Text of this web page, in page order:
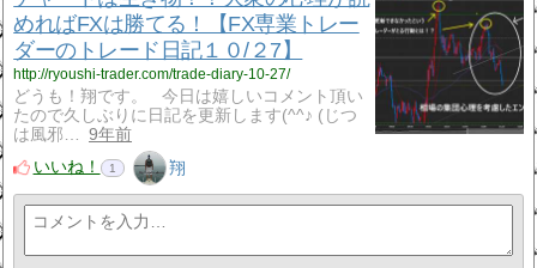
めればFXは勝てる！【FX専業トレー
ダーのトレード日記１０/２7】
http://ryoushi-trader.com/trade-diary-10-27/
どうも！翔です。 今日は嬉しいコメント頂い
たので久しぶりに日記を更新します(^^♪ (じつ
は風邪…
9年前
いいね！
1 翔